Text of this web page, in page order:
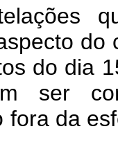
do dia
ser
fora